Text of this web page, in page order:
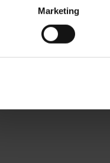
Marketing
in: